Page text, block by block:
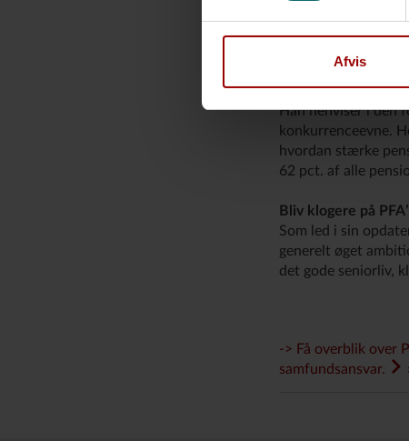
Afvis
europæisk forsvar,
Han henviser i den
konkurrenceevne.
hvordan stærke
62 pct. af alle
Bliv klogere på
Som led i sin
generelt øget
det gode seniorliv,
-> Få overblik over
samfundsansvar.